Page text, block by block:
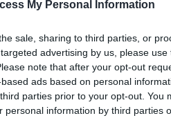
My Personal Information
sale, sharing to third parties, or
advertising by us, please
note that after your opt-out
ads based on personal
parties prior to your opt-out. You
information by third parties